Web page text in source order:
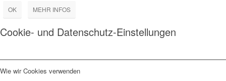
OK MEHR INFOS
Cookie- und Datenschutz-Einstellungen
Wie wir Cookies verwenden